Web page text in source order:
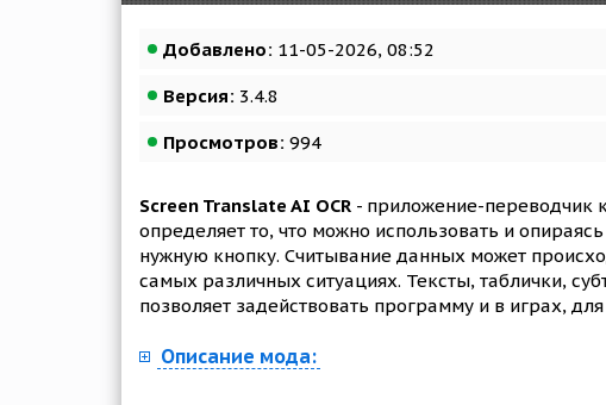
Добавлено: 11-05-2026, 08:52
Версия: 3.4.8
Просмотров: 994
Screen Translate AI OCR - приложение-переводчик
определяет то, что можно использовать и
нужную кнопку. Считывание данных может
самых различных ситуациях. Тексты, таблички,
позволяет задействовать программу и в играх,
Описание мода: